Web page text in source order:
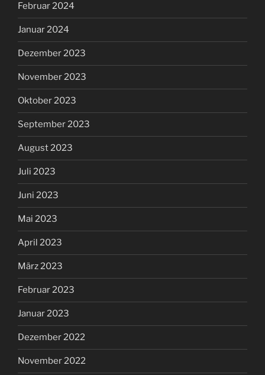
Februar 2024
Januar 2024
Dezember 2023
November 2023
Oktober 2023
September 2023
August 2023
Juli 2023
Juni 2023
Mai 2023
April 2023
März 2023
Februar 2023
Januar 2023
Dezember 2022
November 2022